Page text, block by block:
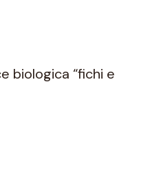
biologica “fichi e